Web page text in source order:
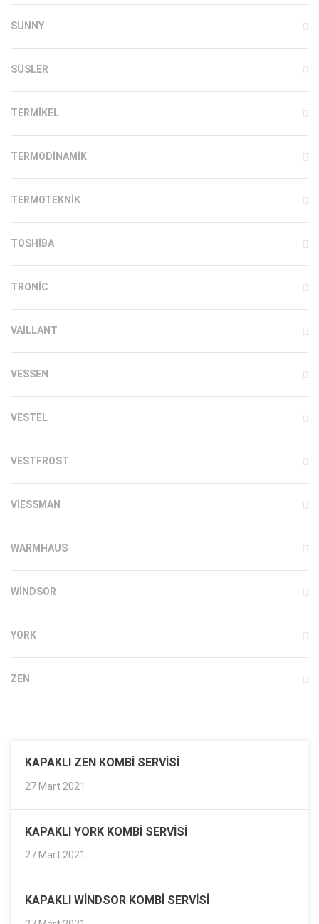
SUNNY
SÜSLER
TERMIKEL
TERMODINAMIK
TERMOTEKNIK
TOSHIBA
TRONIC
VAILLANT
VESSEN
VESTEL
VESTFROST
VIESSMAN
WARMHAUS
WINDSOR
YORK
ZEN
KAPAKLI ZEN KOMBI SERVISI
27 Mart 2021
KAPAKLI YORK KOMBI SERVISI
27 Mart 2021
KAPAKLI WINDSOR KOMBI SERVISI